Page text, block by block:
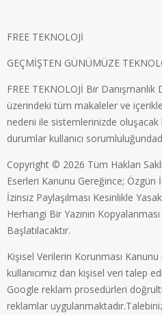
FREE TEKNOLOJİ
GEÇMİŞTEN GÜNÜMÜZE
FREE TEKNOLOJİ Bir
üzerindeki tüm makaleler ve
nedeni ile sistemlerinizde oluşacak
durumlar kullanıcı
Copyright © 2026 Tüm Hakları
Eserleri Kanunu Gereğince; Özgün
İzinsiz Paylaşılması Kesinlikle
Herhangi Bir Yazının
Başlatılacaktır.
Kişisel Verilerin Korunması
kullanıcımız dan kişisel veri talep
Google reklam prosedürleri
reklamlar